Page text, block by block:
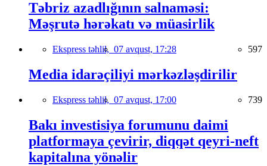
Təbriz azadlığının salnaməsi:
Məşrutə hərəkatı və müasirlik
Ekspress təhlil, 07 avqust, 17:28 597
Media idarəçiliyi mərkəzləşdirilir
Ekspress təhlil, 07 avqust, 17:00 739
Bakı investisiya forumunu daimi
platformaya çevirir, diqqət qeyri-neft
kapitalına yönəlir